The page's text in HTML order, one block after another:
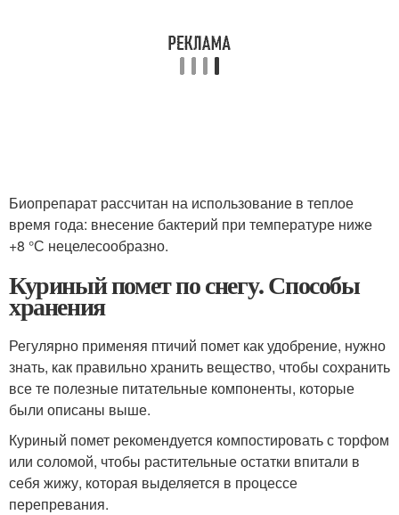
Биопрепарат рассчитан на использование в теплое
время года: внесение бактерий при температуре ниже
+8 °С нецелесообразно.
Куриный помет по снегу. Способы
хранения
Регулярно применяя птичий помет как удобрение, нужно
знать, как правильно хранить вещество, чтобы сохранить
все те полезные питательные компоненты, которые
были описаны выше.
Куриный помет рекомендуется компостировать с торфом
или соломой, чтобы растительные остатки впитали в
себя жижу, которая выделяется в процессе
перепревания.